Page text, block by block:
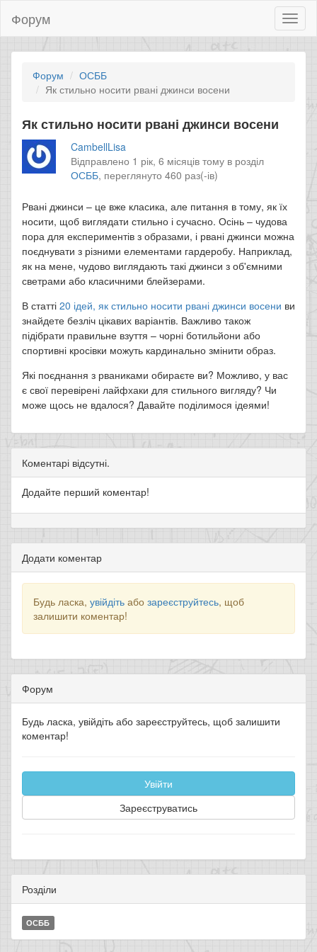
Форум
Форум
ОСББ
Як стильно носити рвані джинси восени
Як стильно носити рвані джинси восени
CambellLisa
Відправлено 1 рік, 6 місяців тому в розділ
ОСББ, переглянуто 460 раз(-ів)
Рвані джинси – це вже класика, але питання в тому, як їх
носити, щоб виглядати стильно і сучасно. Осінь – чудова
пора для експериментів з образами, і рвані джинси можна
поєднувати з різними елементами гардеробу. Наприклад,
як на мене, чудово виглядають такі джинси з об'ємними
светрами або класичними блейзерами.
В статті 20 ідей, як стильно носити рвані джинси восени ви
знайдете безліч цікавих варіантів. Важливо також
підібрати правильне взуття – чорні ботильйони або
спортивні кросівки можуть кардинально змінити образ.
Які поєднання з рваниками обираєте ви? Можливо, у вас
є свої перевірені лайфхаки для стильного вигляду? Чи
може щось не вдалося? Давайте поділимося ідеями!
Коментарі відсутні.
Додайте перший коментар!
Додати коментар
Будь ласка, увійдіть або зареєструйтесь, щоб
залишити коментар!
Форум
Будь ласка, увійдіть або зареєструйтесь, щоб залишити
коментар!
Увійти
Зареєструватись
Розділи
ОСББ